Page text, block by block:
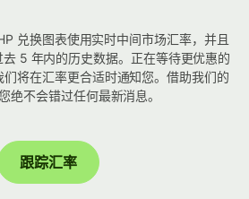
兑换图表使用实时中间市场汇率，并且
5 年内的历史数据。正在等待更优惠的
将在汇率更合适时通知您。借助我们的
绝不会错过任何最新消息。
跟踪汇率